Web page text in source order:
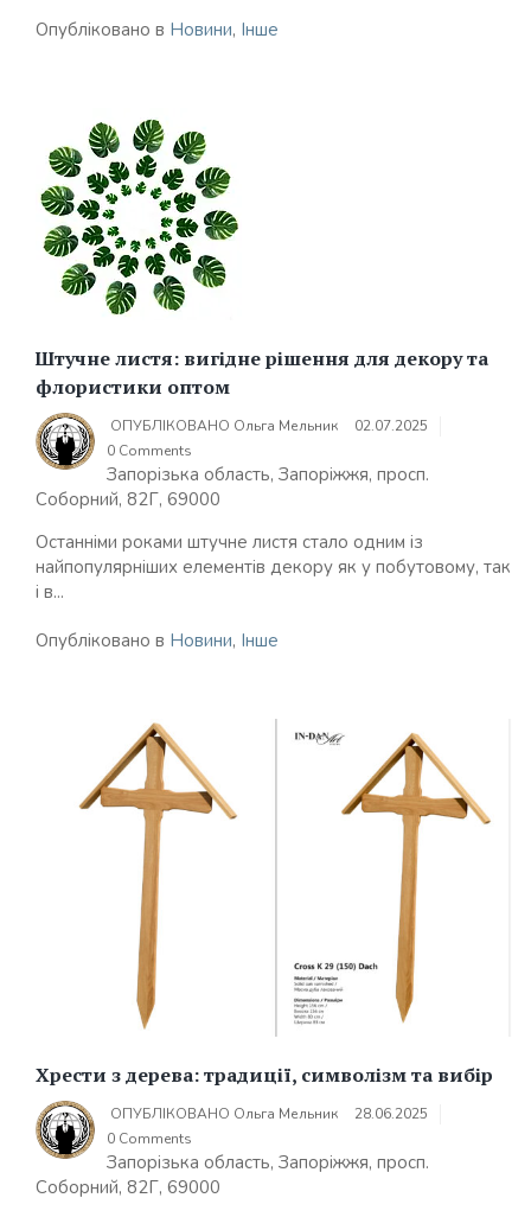
Опубліковано в Новини, Інше
Штучне листя: вигідне рішення для декору та
флористики оптом
ОПУБЛІКОВАНО Ольга Мельник
02.07.2025
0 Comments
Запорізька область, Запоріжжя, просп.
Соборний, 82Г, 69000
Останніми роками штучне листя стало одним із
найпопулярніших елементів декору як у побутовому, так
і в...
Опубліковано в Новини, Інше
Хрести з дерева: традиції, символізм та вибір
ОПУБЛІКОВАНО Ольга Мельник
28.06.2025
0 Comments
Запорізька область, Запоріжжя, просп.
Соборний, 82Г, 69000